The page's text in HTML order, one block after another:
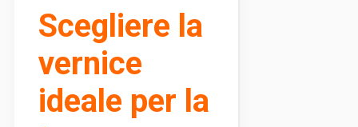
Scegliere la
vernice
ideale per la